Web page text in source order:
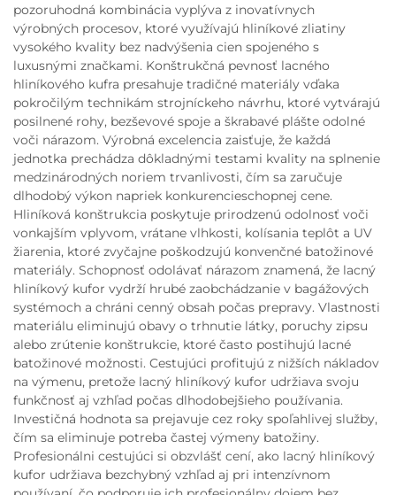
pozoruhodná kombinácia vyplýva z inovatívnych
výrobných procesov, ktoré využívajú hliníkové zliatiny
vysokého kvality bez nadvýšenia cien spojeného s
luxusnými značkami. Konštrukčná pevnosť lacného
hliníkového kufra presahuje tradičné materiály vďaka
pokročilým technikám strojníckeho návrhu, ktoré vytvárajú
posilnené rohy, bezševové spoje a škrabavé plášte odolné
voči nárazom. Výrobná excelencia zaisťuje, že každá
jednotka prechádza dôkladnými testami kvality na splnenie
medzinárodných noriem trvanlivosti, čím sa zaručuje
dlhodobý výkon napriek konkurencieschopnej cene.
Hliníková konštrukcia poskytuje prirodzenú odolnosť voči
vonkajším vplyvom, vrátane vlhkosti, kolísania teplôt a UV
žiarenia, ktoré zvyčajne poškodzujú konvenčné batožinové
materiály. Schopnosť odolávať nárazom znamená, že lacný
hliníkový kufor vydrží hrubé zaobchádzanie v bagážových
systémoch a chráni cenný obsah počas prepravy. Vlastnosti
materiálu eliminujú obavy o trhnutie látky, poruchy zipsu
alebo zrútenie konštrukcie, ktoré často postihujú lacné
batožinové možnosti. Cestujúci profitujú z nižších nákladov
na výmenu, pretože lacný hliníkový kufor udržiava svoju
funkčnosť aj vzhľad počas dlhodobejšieho používania.
Investičná hodnota sa prejavuje cez roky spoľahlivej služby,
čím sa eliminuje potreba častej výmeny batožiny.
Profesionálni cestujúci si obzvlášť cení, ako lacný hliníkový
kufor udržiava bezchybný vzhľad aj pri intenzívnom